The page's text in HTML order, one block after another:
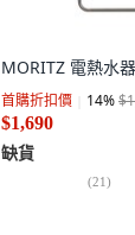
MORITZ 電熱水
首購折扣價 14%
$1,690
缺貨
(21)